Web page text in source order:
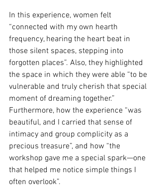
In this experience, women felt
“connected with my own hearth
frequency, hearing the heart beat in
those silent spaces, stepping into
forgotten places”. Also, they highlighted
the space in which they were able “to be
vulnerable and truly cherish that special
moment of dreaming together.”
Furthermore, how the experience “was
beautiful, and I carried that sense of
intimacy and group complicity as a
precious treasure”, and how “the
workshop gave me a special spark—one
that helped me notice simple things I
often overlook”.